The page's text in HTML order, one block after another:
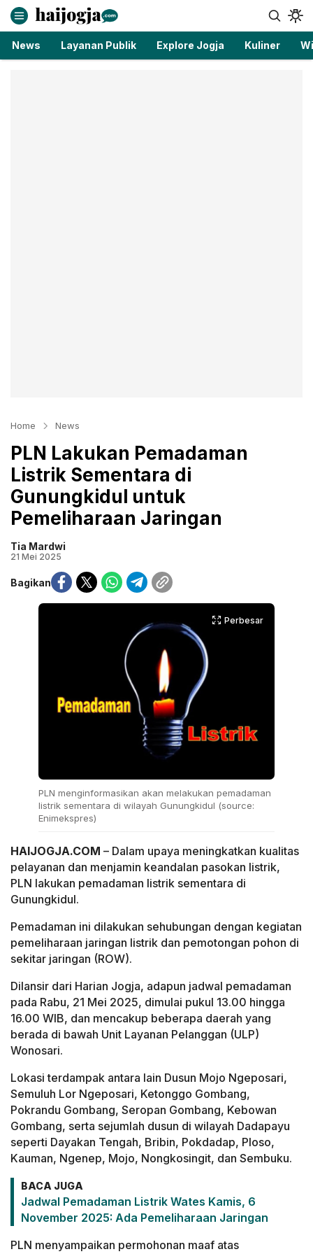
haijogja.com
Berita Jogja Terbaru dan Terkini
News Layanan Publik Explore Jogja Kuliner
Home News
PLN Lakukan Pemadaman
Listrik Sementara di
Gunungkidul untuk
Pemeliharaan Jaringan
Tia Mardwi
21 Mei 2025
Bagikan
Perbesar
PLN menginformasikan akan melakukan pemadaman
listrik sementara di wilayah Gunungkidul (source:
Enimekspres)
HAIJOGJA.COM – Dalam upaya meningkatkan kualitas
pelayanan dan menjamin keandalan pasokan listrik,
PLN lakukan pemadaman listrik sementara di
Gunungkidul.
Pemadaman ini dilakukan sehubungan dengan kegiatan
pemeliharaan jaringan listrik dan pemotongan pohon di
sekitar jaringan (ROW).
Dilansir dari Harian Jogja, adapun jadwal pemadaman
pada Rabu, 21 Mei 2025, dimulai pukul 13.00 hingga
16.00 WIB, dan mencakup beberapa daerah yang
berada di bawah Unit Layanan Pelanggan (ULP)
Wonosari.
Lokasi terdampak antara lain Dusun Mojo Ngeposari,
Semuluh Lor Ngeposari, Ketonggo Gombang,
Pokrandu Gombang, Seropan Gombang, Kebowan
Gombang, serta sejumlah dusun di wilayah Dadapayu
seperti Dayakan Tengah, Bribin, Pokdadap, Ploso,
Kauman, Ngenep, Mojo, Nongkosingit, dan Sembuku.
BACA JUGA
Jadwal Pemadaman Listrik Wates Kamis, 6
November 2025: Ada Pemeliharaan Jaringan
PLN menyampaikan permohonan maaf atas